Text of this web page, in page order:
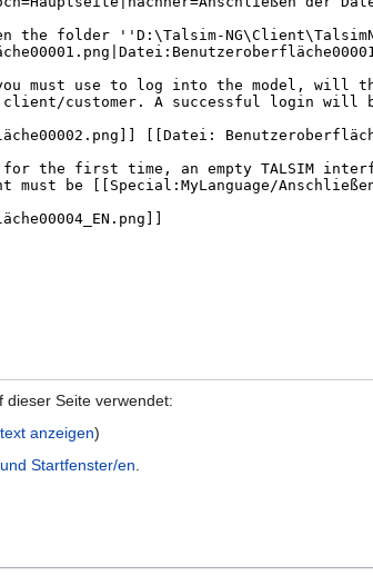
dieser Seite verwendet:
anzeigen)
Startfenster/en